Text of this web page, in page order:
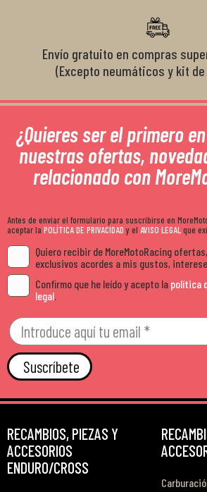
Envío gratuito en compras
(Excepto neumáticos y kit
¿Quieres ser el primero
nuestras ofertas,
relacionado con
Antes de enviar el formulario para suscribirse en
aceptar la POLÍTICA DE PRIVACIDADy el AVISO LEGALque
Quiero recibir de MoreMotoRacing
exclusivos acordes a mis gustos,
Confirmo que he leído y acepto la política
legal.
Suscríbete
RECAMBIOS, PIEZAS Y
ACCESORIOS
ENDURO/CROSS